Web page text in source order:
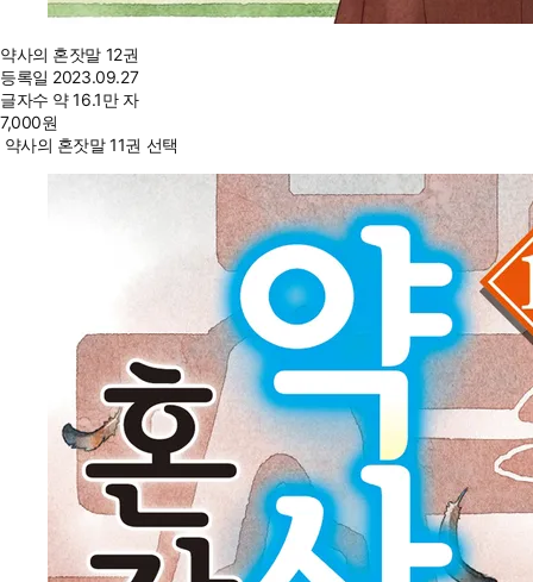
약사의 혼잣말 12권
등록일 2023.09.27
글자수 약 16.1만 자
7,000원
약사의 혼잣말 11권 선택